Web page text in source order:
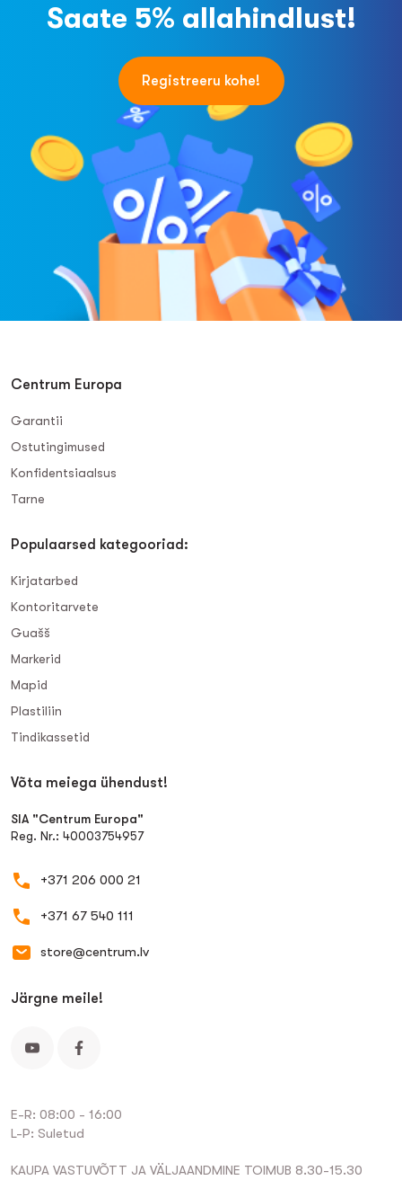
Saate 5% allahindlust!
Registreeru kohe!
Centrum Europa
Garantii
Ostutingimused
Konfidentsiaalsus
Tarne
Populaarsed kategooriad:
Kirjatarbed
Kontoritarvete
Guašš
Markerid
Mapid
Plastiliin
Tindikassetid
Võta meiega ühendust!
SIA "Centrum Europa"
Reg. Nr.: 40003754957
+371 206 000 21
+371 67 540 111
store@centrum.lv
Järgne meile!
E-R: 08:00 - 16:00
L-P: Suletud
KAUPA VASTUVÕTT JA VÄLJAANDMINE TOIMUB 8.30-15.30